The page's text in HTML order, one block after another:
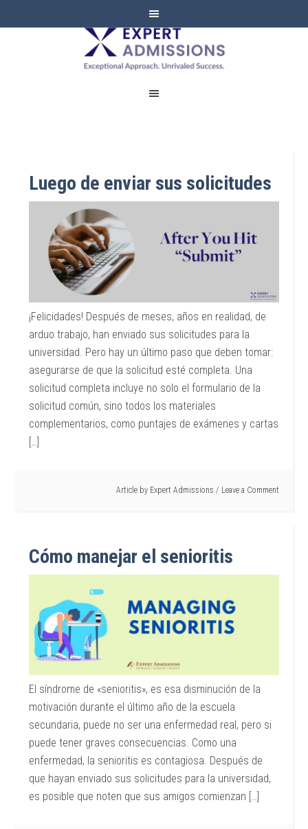
EXPERT
ADMISSIONS
Luego de enviar sus solicitudes
¡Felicidades! Después de meses, años en realidad, de
arduo trabajo, han enviado sus solicitudes para la
universidad. Pero hay un último paso que deben tomar:
asegurarse de que la solicitud esté completa. Una
solicitud completa incluye no solo el formulario de la
solicitud común, sino todos los materiales
complementarios, como puntajes de exámenes y cartas
[…]
Article by Expert Admissions Leave a Comment
Cómo manejar el senioritis
El síndrome de «senioritis», es esa disminución de la
motivación durante el último año de la escuela
secundaria, puede no ser una enfermedad real, pero si
puede tener graves consecuencias. Como una
enfermedad, la senioritis es contagiosa. Después de
que hayan enviado sus solicitudes para la universidad,
es posible que noten que sus amigos comienzan […]